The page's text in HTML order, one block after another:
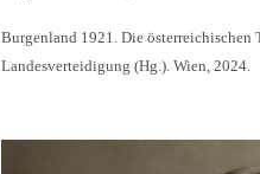
Burgenland 1921. Die österreichischen
Landesverteidigung (Hg.). Wien, 2024.